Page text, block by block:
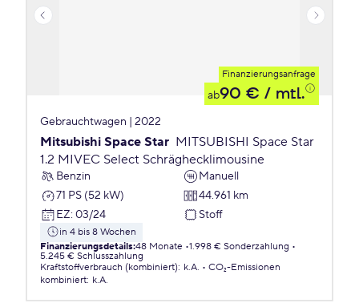
Finanzierungsanfrage
ab90 € / mtl.
Gebrauchtwagen | 2022
Mitsubishi Space Star MITSUBISHI Space Star
1.2 MIVEC Select Schräghecklimousine
Benzin
Manuell
71 PS (52 kW)
44.961 km
EZ: 03/24 Stoff
in 4 bis 8 Wochen
Finanzierungsdetails:48 Monate 1.998 € Sonderzahlung
5.245 € Schlusszahlung
Kraftstoffverbrauch (kombiniert): k.A.
CO₂-Emissionen
kombiniert: k.A.